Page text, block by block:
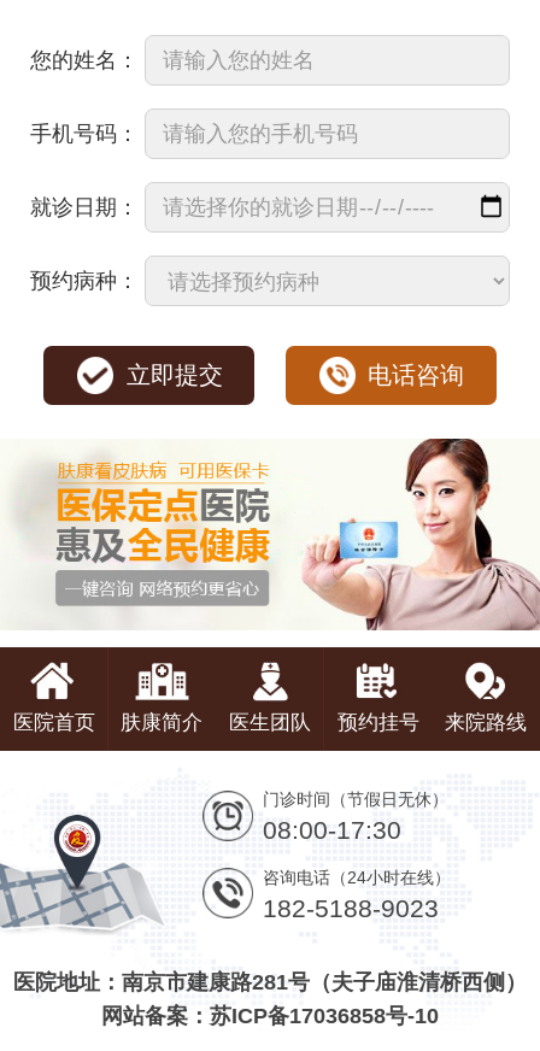
您的姓名：
手机号码：
就诊日期：
预约病种：
立即提交 电话咨询
医院首页 肤康简介 医生团队 预约挂号 来院路线
门诊时间（节假日无休）
08:00-17:30
咨询电话（24小时在线）
182-5188-9023
医院地址：南京市建康路281号（夫子庙淮清桥西侧）
网站备案：苏ICP备17036858号-10